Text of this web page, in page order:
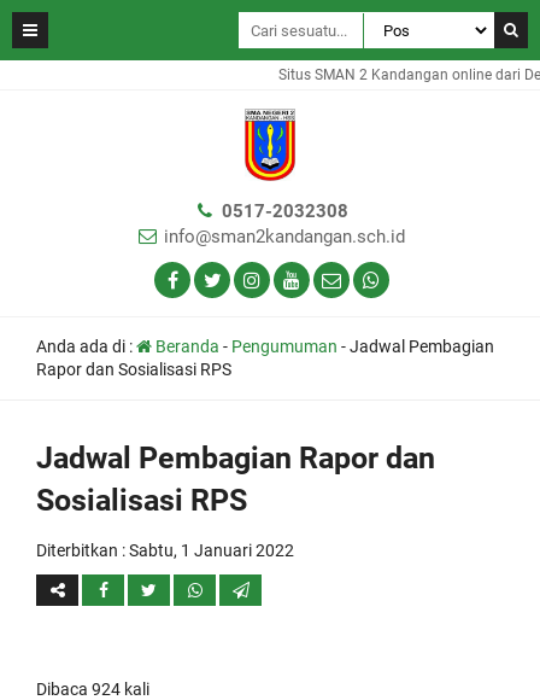
Situs SMAN 2 Kandangan online dari
0517-2032308
info@sman2kandangan.sch.id
Anda ada di : Beranda - Pengumuman -Jadwal Pembagian
Rapor dan Sosialisasi RPS
Jadwal Pembagian Rapor dan
Sosialisasi RPS
Diterbitkan :Sabtu, 1 Januari 2022
Dibaca 924 kali